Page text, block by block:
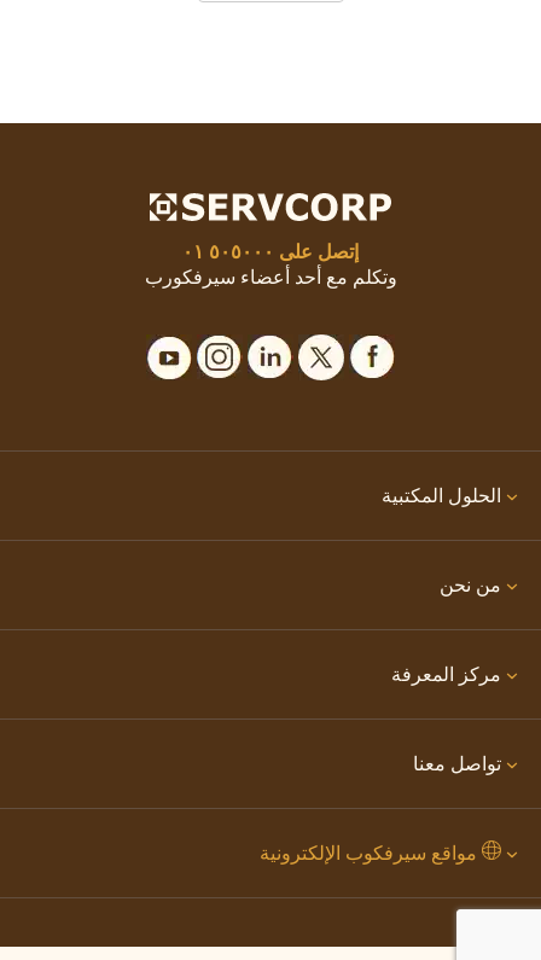
إتصل على ٥٠٥٠٠٠ ٠١
وتكلم مع أحد أعضاء سيرفكورب
الحلول المكتبية
من نحن
مركز المعرفة
تواصل معنا
مواقع سيرفكوب الإلكترونية